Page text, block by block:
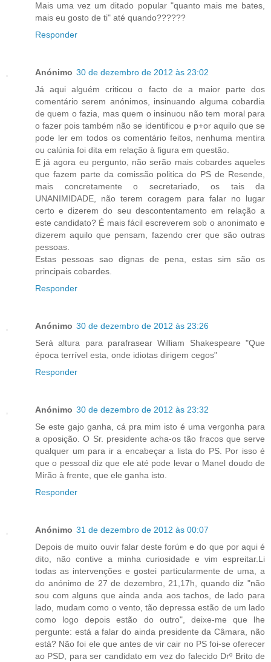
Mais uma vez um ditado popular "quanto mais me bates,
mais eu gosto de ti" até quando??????
Responder
Anónimo 30 de dezembro de 2012 às 23:02
Já aqui alguém criticou o facto de a maior parte dos
comentário serem anónimos, insinuando alguma cobardia
de quem o fazia, mas quem o insinuou não tem moral para
o fazer pois também não se identificou e p+or aquilo que se
pode ler em todos os comentário feitos, nenhuma mentira
ou calúnia foi dita em relação à figura em questão.
E já agora eu pergunto, não serão mais cobardes aqueles
que fazem parte da comissão politica do PS de Resende,
mais concretamente o secretariado, os tais da
UNANIMIDADE, não terem coragem para falar no lugar
certo e dizerem do seu descontentamento em relação a
este candidato? É mais fácil escreverem sob o anonimato e
dizerem aquilo que pensam, fazendo crer que são outras
pessoas.
Estas pessoas sao dignas de pena, estas sim são os
principais cobardes.
Responder
Anónimo 30 de dezembro de 2012 às 23:26
Será altura para parafrasear William Shakespeare "Que
época terrível esta, onde idiotas dirigem cegos"
Responder
Anónimo 30 de dezembro de 2012 às 23:32
Se este gajo ganha, cá pra mim isto é uma vergonha para
a oposição. O Sr. presidente acha-os tão fracos que serve
qualquer um para ir a encabeçar a lista do PS. Por isso é
que o pessoal diz que ele até pode levar o Manel doudo de
Mirão à frente, que ele ganha isto.
Responder
Anónimo 31 de dezembro de 2012 às 00:07
Depois de muito ouvir falar deste forúm e do que por aqui é
dito, não contive a minha curiosidade e vim espreitar.Li
todas as intervenções e gostei particularmente de uma, a
do anónimo de 27 de dezembro, 21,17h, quando diz "não
sou com alguns que ainda anda aos tachos, de lado para
lado, mudam como o vento, tão depressa estão de um lado
como logo depois estão do outro", deixe-me que lhe
pergunte: está a falar do ainda presidente da Câmara, não
está? Não foi ele que antes de vir cair no PS foi-se oferecer
ao PSD, para ser candidato em vez do falecido Drº Brito de